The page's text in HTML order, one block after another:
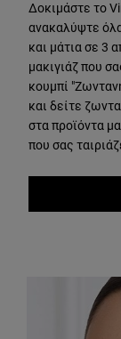
Δοκιμάστε το
ανακαλύψτε
και μάτια σε 3
μακιγιάζ που
κουμπί
και δείτε
στα προϊόντα
που σας